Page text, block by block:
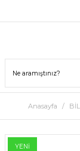
Anasayfa
YENİ